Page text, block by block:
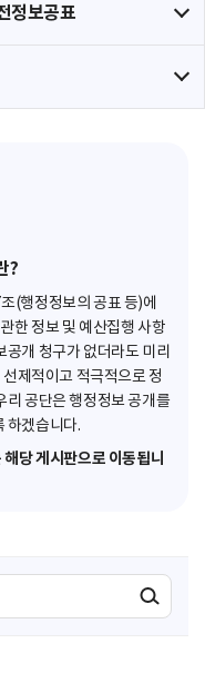
정보공표
?
(행정정보의 공표 등)에
한 정보 및 예산집행 사항
개 청구가 없더라도 미리
제적이고 적극적으로 정
리 공단은 행정정보 공개를
하겠습니다.
당 게시판으로 이동됩니
검색실행